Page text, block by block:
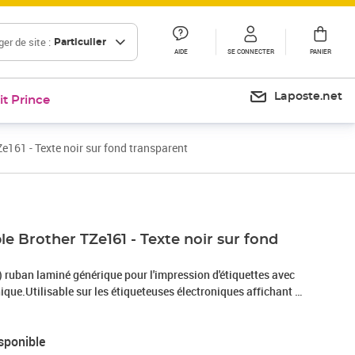
de site : Particulier
AIDE SE CONNECTER PANIER
Prince Laposte.net
- Texte noir sur fond transparent
Brother TZe161 - Texte noir sur fond
ruban laminé générique pour l'impression d'étiquettes avec
sur les étiqueteuses électroniques affichant le
l'étiquetage général sur des surfaces lisses et planes, ils
dans des conditions extrêmes et sont capables de résister à